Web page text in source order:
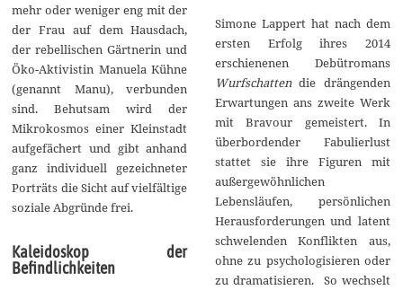
mehr oder weniger eng mit der
der Frau auf dem Hausdach,
der rebellischen Gärtnerin und
Öko-Aktivistin Manuela Kühne
(genannt Manu), verbunden
sind. Behutsam wird der
Mikrokosmos einer Kleinstadt
aufgefächert und gibt anhand
ganz individuell gezeichneter
Porträts die Sicht auf vielfältige
soziale Abgründe frei.
Kaleidoskop der
Befindlichkeiten
Simone Lappert hat nach dem
ersten Erfolg ihres 2014
erschienenen Debütromans
Wurfschatten die drängenden
Erwartungen ans zweite Werk
mit Bravour gemeistert. In
überbordender Fabulierlust
stattet sie ihre Figuren mit
außergewöhnlichen
Lebensläufen, persönlichen
Herausforderungen und latent
schwelenden Konflikten aus,
ohne zu psychologisieren oder
zu dramatisieren. So wechselt